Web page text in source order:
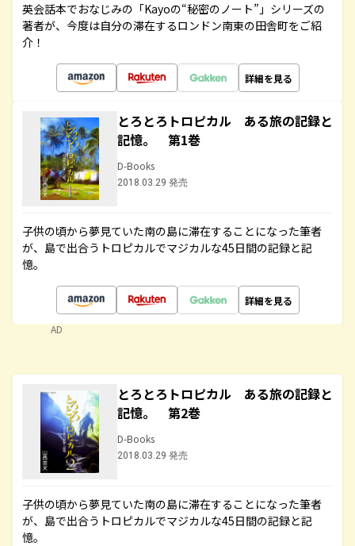
英会話本でおなじみの「Kayoの“秘密のノート”」シリーズの
著者が、今度は自分の滞在するロンドン南東の田舎町をご紹
介！
詳細を見る
とろとろトロピカル ある旅の記録と
記憶。 第1巻
D-Books
2018.03.29 発売
子供の頃から夢見ていた南の島に滞在することになった筆者
が、島で出合うトロピカルでマジカルな45日間の記録と記
憶。
詳細を見る
AD
とろとろトロピカル ある旅の記録と
記憶。 第2巻
D-Books
2018.03.29 発売
子供の頃から夢見ていた南の島に滞在することになった筆者
が、島で出合うトロピカルでマジカルな45日間の記録と記
憶。